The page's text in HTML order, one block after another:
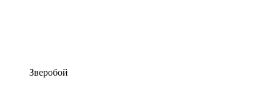
Зверобой